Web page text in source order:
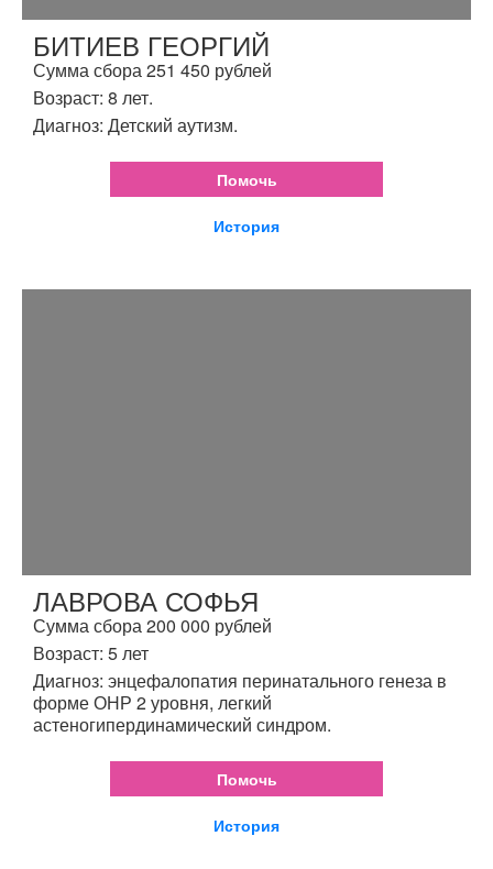
БИТИЕВ ГЕОРГИЙ
Сумма сбора 251 450 рублей
Возраст: 8 лет.
Диагноз: Детский аутизм.
Помочь
История
ЛАВРОВА СОФЬЯ
Сумма сбора 200 000 рублей
Возраст: 5 лет
Диагноз: энцефалопатия перинатального генеза в
форме ОНР 2 уровня, легкий
астеногипердинамический синдром.
Помочь
История